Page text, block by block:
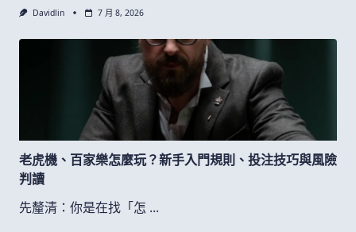
Davidlin 7 月 8, 2026
老虎機、百家樂怎麼玩？新手入門規則、投注技巧與風險
判讀
先釐清：你是在找「怎 ...